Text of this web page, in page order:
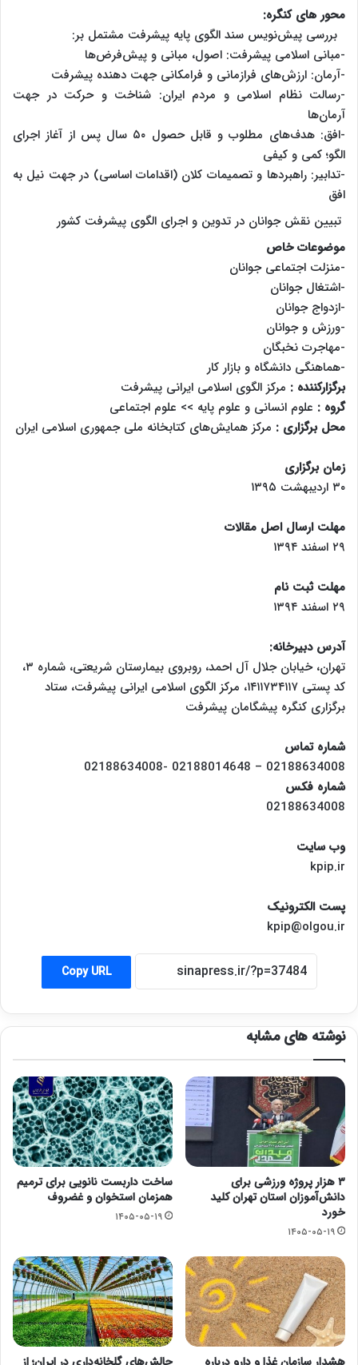
محور های کنگره:
بررسی پیش‌نویس سند الگوی پایه پیشرفت مشتمل بر:
-مبانی اسلامی پیشرفت: اصول، مبانی و پیش‌فرض‌ها
-آرمان: ارزش‌های فرازمانی و فرامکانی جهت دهنده پیشرفت
-رسالت نظام اسلامی و مردم ایران: شناخت و حرکت در جهت
آرمان‌ها
-افق: هدف‌های مطلوب و قابل حصول ۵۰ سال پس از آغاز اجرای
الگو؛ کمی و کیفی
-تدابیر: راهبردها و تصمیمات کلان (اقدامات اساسی) در جهت نیل به
افق
تبیین نقش جوانان در تدوین و اجرای الگوی پیشرفت کشور
موضوعات خاص
-منزلت اجتماعی جوانان
-اشتغال جوانان
-ازدواج جوانان
-ورزش و جوانان
-مهاجرت نخبگان
-هماهنگی دانشگاه و بازار کار
برگزارکننده : مرکز الگوی اسلامی ایرانی پیشرفت
گروه : علوم انسانی و علوم پایه >> علوم اجتماعی
محل برگزاری : مرکز همایش‌های کتابخانه ملی جمهوری اسلامی ایران
زمان برگزاری
۳۰ اردیبهشت ۱۳۹۵
مهلت ارسال اصل مقالات
۲۹ اسفند ۱۳۹۴
مهلت ثبت نام
۲۹ اسفند ۱۳۹۴
آدرس دبیرخانه:
تهران، خیابان جلال آل احمد، روبروی بیمارستان شریعتی، شماره ۳،
کد پستی ۱۴۱۱۷۳۴۱۱۷، مرکز الگوی اسلامی ایرانی پیشرفت، ستاد
برگزاری کنگره پیشگامان پیشرفت
شماره تماس
02188634008 – 02188014648 -02188634008
شماره فکس
02188634008
وب سایت
kpip.ir
پست الکترونیک
kpip@olgou.ir
Copy URL
نوشته های مشابه
۳ هزار پروژه ورزشی برای
دانش‌آموزان استان تهران کلید
خورد
۱۴۰۵-۰۵-۱۹
ساخت داربست نانویی برای ترمیم
همزمان استخوان و غضروف
۱۴۰۵-۰۵-۱۹